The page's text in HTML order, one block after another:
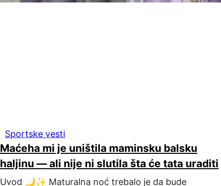
Sportske vesti
Maćeha mi je uništila maminsku balsku
haljinu — ali nije ni slutila šta će tata uraditi
Uvod 🌙✨ Maturalna noć trebalo je da bude